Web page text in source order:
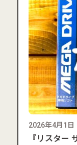
2026年4月1日
『リスター